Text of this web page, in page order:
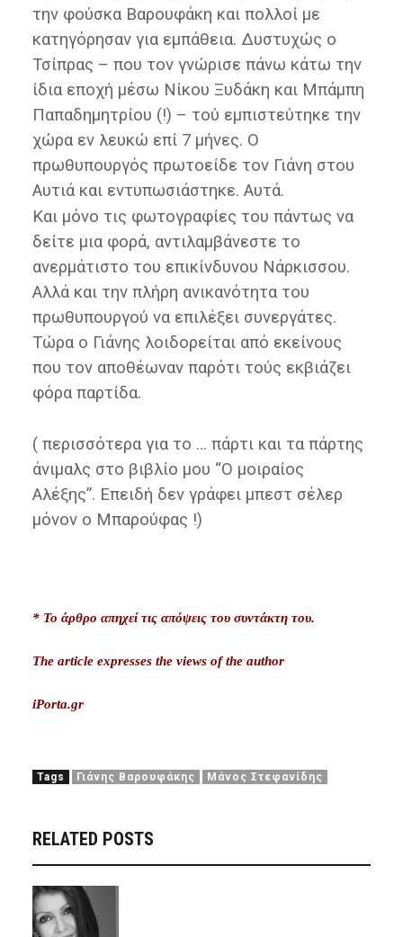
την φούσκα Βαρουφάκη και πολλοί με
κατηγόρησαν για εμπάθεια. Δυστυχώς ο
Τσίπρας – που τον γνώρισε πάνω κάτω την
ίδια εποχή μέσω Νίκου Ξυδάκη και Μπάμπη
Παπαδημητρίου (!) – τού εμπιστεύτηκε την
χώρα εν λευκώ επί 7 μήνες. Ο
πρωθυπουργός πρωτοείδε τον Γιάνη στου
Αυτιά και εντυπωσιάστηκε. Αυτά.
Και μόνο τις φωτογραφίες του πάντως να
δείτε μια φορά, αντιλαμβάνεστε το
ανερμάτιστο του επικίνδυνου Νάρκισσου.
Αλλά και την πλήρη ανικανότητα του
πρωθυπουργού να επιλέξει συνεργάτες.
Τώρα ο Γιάνης λοιδορείται από εκείνους
που τον αποθέωναν παρότι τούς εκβιάζει
φόρα παρτίδα.
( περισσότερα για το … πάρτι και τα πάρτης
άνιμαλς στο βιβλίο μου “Ο μοιραίος
Αλέξης”. Επειδή δεν γράφει μπεστ σέλερ
μόνον ο Μπαρούφας !)
* Το άρθρο απηχεί τις απόψεις του συντάκτη του.
The article expresses the views of the author
iPorta.gr
Tags Γιάνης Βαρουφάκης Μάνος Στεφανίδης
RELATED POSTS